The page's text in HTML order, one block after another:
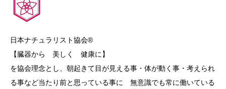
日本ナチュラリスト協会®︎
【臓器から 美しく 健康に】
を協会理念とし、朝起きて目が見える事・体が動く事・考えられ
る事など当たり前と思っている事に 無意識でも常に働いている